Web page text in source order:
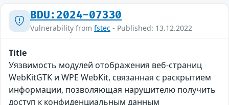
BDU:2024-07330
Vulnerability from fstec - Published: 13.12.2022
Title
Уязвимость модулей отображения веб-страниц
WebKitGTK и WPE WebKit, связанная с раскрытием
информации, позволяющая нарушителю получить
доступ к конфиденциальным данным